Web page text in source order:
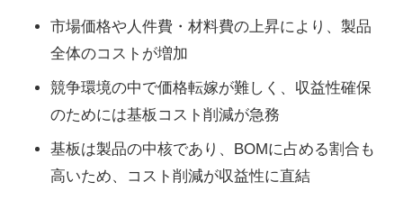
市場価格や人件費・材料費の上昇により、製品
全体のコストが増加
競争環境の中で価格転嫁が難しく、収益性確保
のためには基板コスト削減が急務
基板は製品の中核であり、BOMに占める割合も
高いため、コスト削減が収益性に直結